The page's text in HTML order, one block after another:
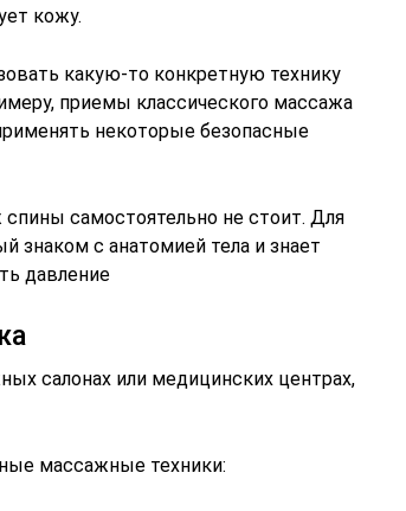
кожу.
какую-то конкретную технику
приемы классического массажа
некоторые безопасные
самостоятельно не стоит. Для
знаком с анатомией тела и знает
давление
салонах или медицинских центрах,
массажные техники: